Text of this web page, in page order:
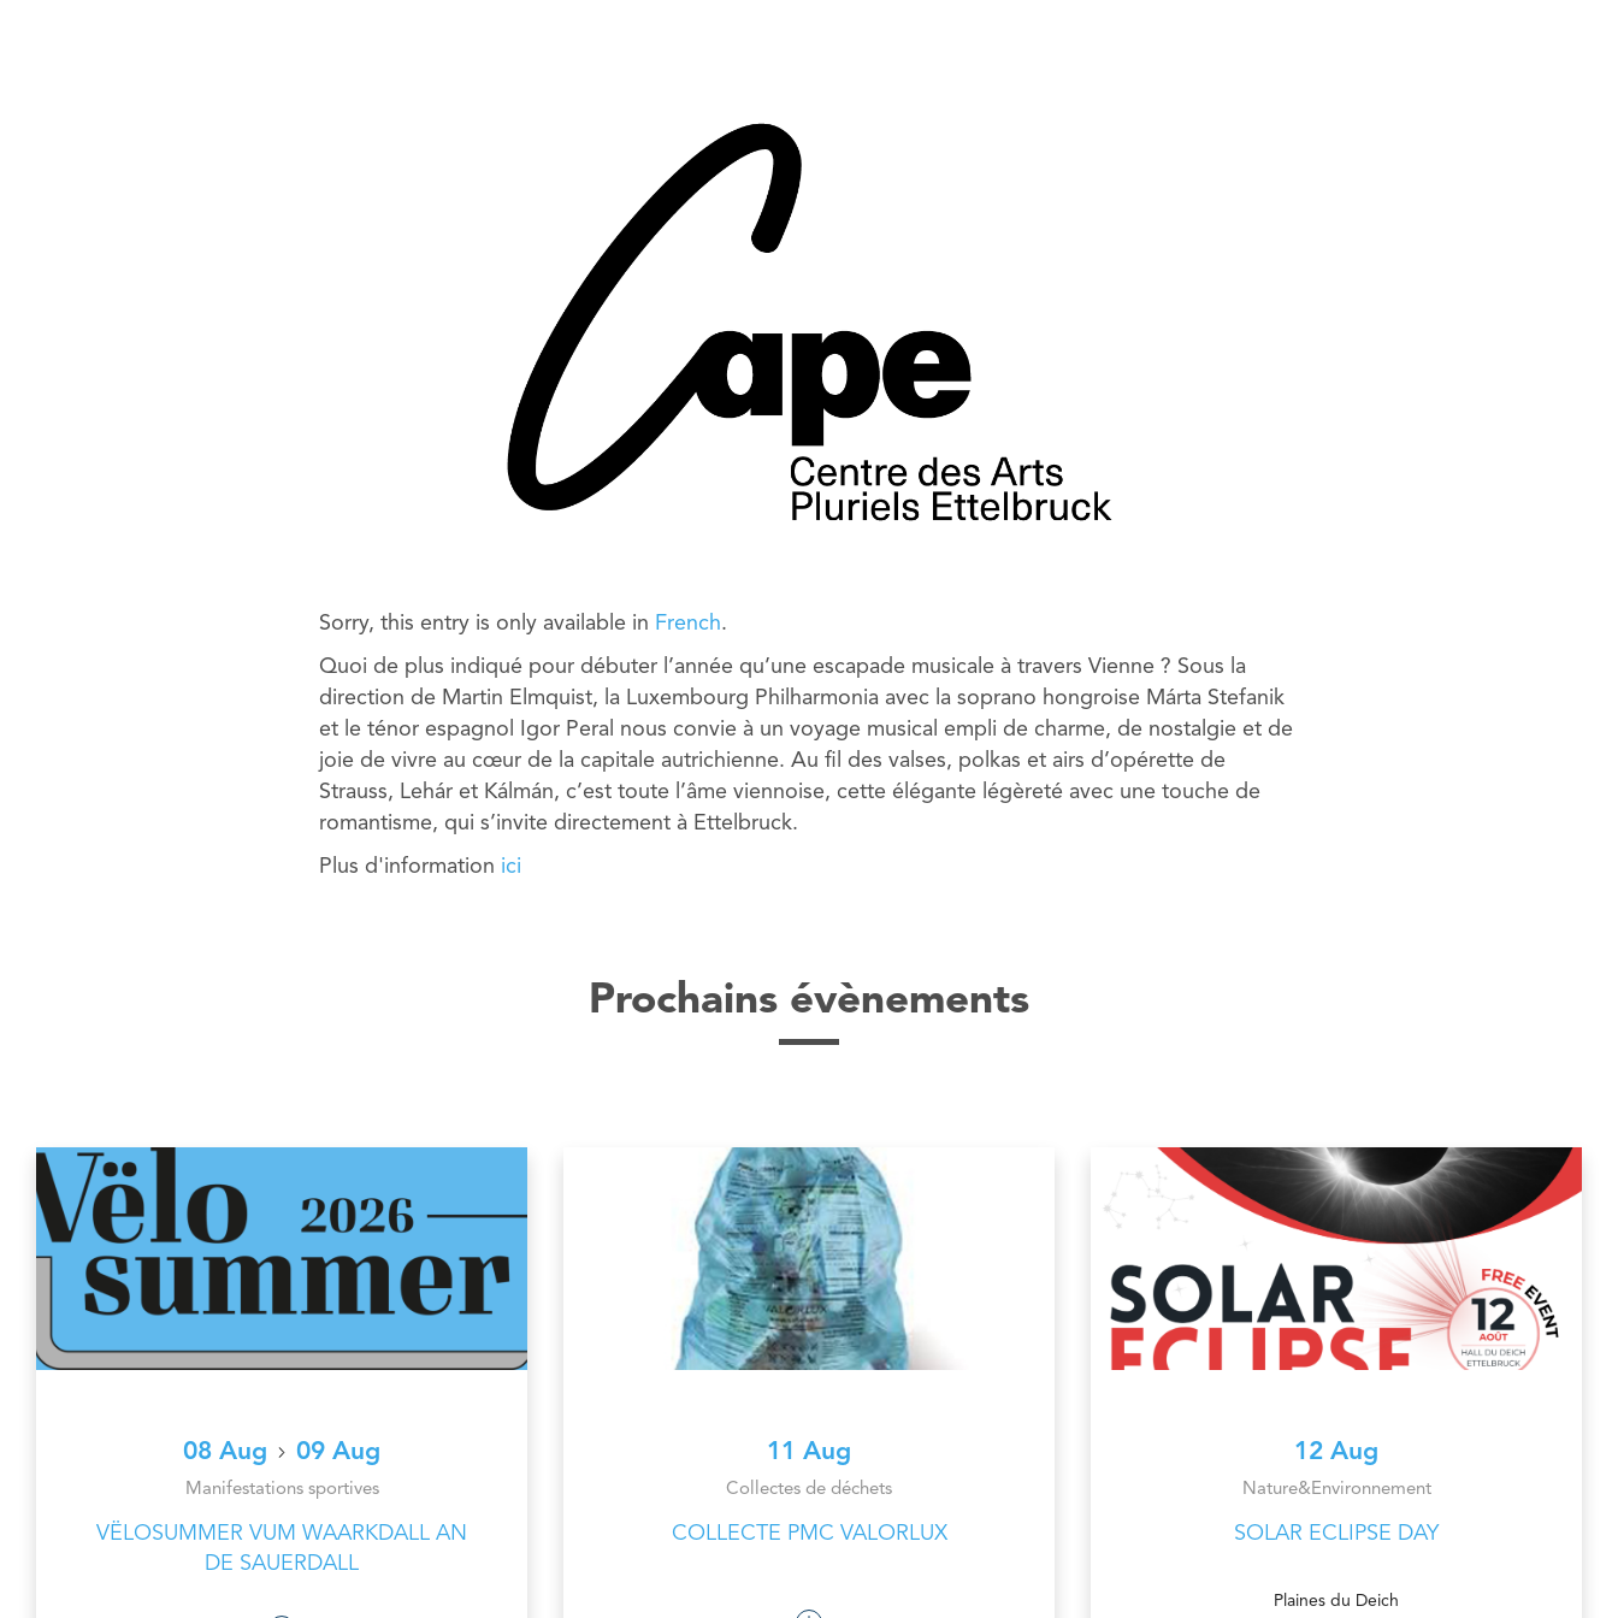
Sorry, this entry is only available in French.
Quoi de plus indiqué pour débuter l’année qu’une escapade musicale à travers Vienne ? Sous la
direction de Martin Elmquist, la Luxembourg Philharmonia avec la soprano hongroise Márta Stefanik
et le ténor espagnol Igor Peral nous convie à un voyage musical empli de charme, de nostalgie et de
joie de vivre au cœur de la capitale autrichienne. Au fil des valses, polkas et airs d’opérette de
Strauss, Lehár et Kálmán, c’est toute l’âme viennoise, cette élégante légèreté avec une touche de
romantisme, qui s’invite directement à Ettelbruck.
Plus d'information ici
Prochains évènements
08 Aug 09 Aug
Manifestations sportives
VËLOSUMMER VUM WAARKDALL AN
DE SAUERDALL
11 Aug
Collectes de déchets
COLLECTE PMC VALORLUX
12 Aug
Nature&Environnement
SOLAR ECLIPSE DAY
Plaines du Deich